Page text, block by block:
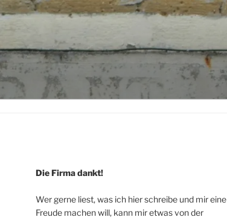
Die Firma dankt!
Wer gerne liest, was ich hier schreibe und mir eine
Freude machen will, kann mir etwas von der